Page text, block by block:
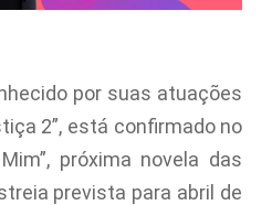
por suas atuações
2”, está confirmado no
próxima novela das
prevista para abril de